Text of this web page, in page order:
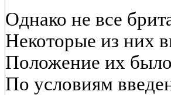
Однако не все
Некоторые из них
Положение их
По условиям